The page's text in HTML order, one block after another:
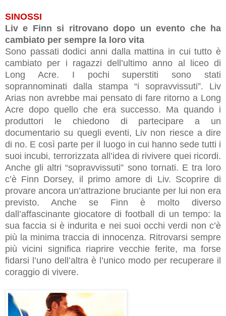
SINOSSI
Liv e Finn si ritrovano dopo un evento che ha
cambiato per sempre la loro vita
Sono passati dodici anni dalla mattina in cui tutto è
cambiato per i ragazzi dell’ultimo anno al liceo di
Long Acre. I pochi superstiti sono stati
soprannominati dalla stampa “i sopravvissuti”. Liv
Arias non avrebbe mai pensato di fare ritorno a Long
Acre dopo quello che era successo. Ma quando i
produttori le chiedono di partecipare a un
documentario su quegli eventi, Liv non riesce a dire
di no. E così parte per il luogo in cui hanno sede tutti i
suoi incubi, terrorizzata all’idea di rivivere quei ricordi.
Anche gli altri “sopravvissuti” sono tornati. E tra loro
c’è Finn Dorsey, il primo amore di Liv. Scoprire di
provare ancora un’attrazione bruciante per lui non era
previsto. Anche se Finn è molto diverso
dall’affascinante giocatore di football di un tempo: la
sua faccia si è indurita e nei suoi occhi verdi non c’è
più la minima traccia di innocenza. Ritrovarsi sempre
più vicini significa riaprire vecchie ferite, ma forse
fidarsi l’uno dell’altra è l’unico modo per recuperare il
coraggio di vivere.